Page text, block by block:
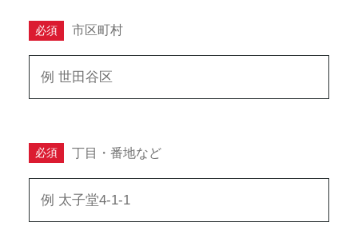
必須 市区町村
必須 丁目・番地など